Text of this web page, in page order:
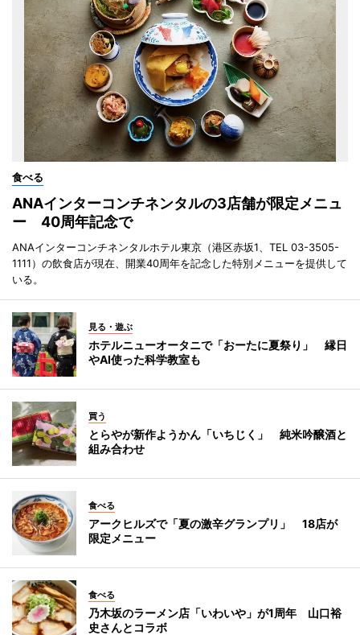
食べる
ANAインターコンチネンタルの3店舗が限定メニュ
ー 40周年記念で
ANAインターコンチネンタルホテル東京（港区赤坂1、TEL 03-3505-
1111）の飲食店が現在、開業40周年を記念した特別メニューを提供して
いる。
見る・遊ぶ
ホテルニューオータニで「おーたに夏祭り」 縁日
やAI使った科学教室も
買う
とらやが新作ようかん「いちじく」 純米吟醸酒と
組み合わせ
食べる
アークヒルズで「夏の激辛グランプリ」 18店が
限定メニュー
食べる
乃木坂のラーメン店「いわいや」が1周年 山口裕
史さんとコラボ